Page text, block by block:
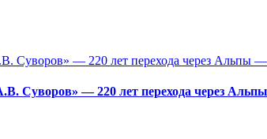
Суворов» — 220 лет перехода через Альпы —
Суворов» — 220 лет перехода через